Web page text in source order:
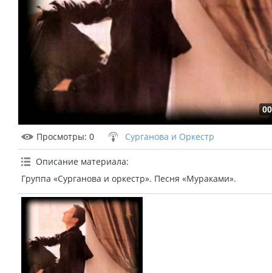
Просмотры: 0 Сурганова и Оркестр
Описание материала:
Группа «Сурганова и оркестр». Песня «Мураками».